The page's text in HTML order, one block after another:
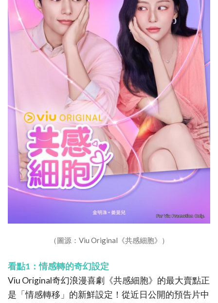
（圖源：Viu Original《共感細胞》）
看點1：情感轉的奇幻設定
Viu Original奇幻浪漫喜劇《共感細胞》的最大賣點正
是「情感轉移」的新鮮設定！從近日公開的預告片中